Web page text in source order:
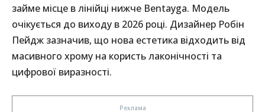
займе місце в лінійці нижче Bentayga. Модель
очікується до виходу в 2026 році. Дизайнер Робін
Пейдж зазначив, що нова естетика відходить від
масивного хрому на користь лаконічності та
цифрової виразності.